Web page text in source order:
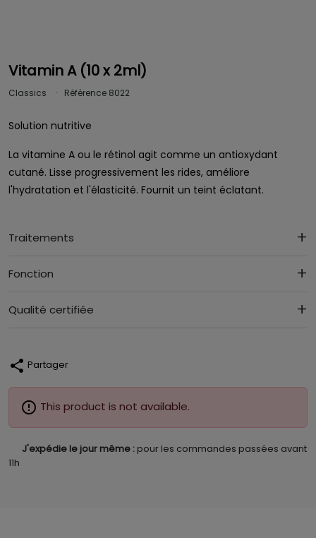
Vitamin A (10 x 2ml)
Classics Référence 8022
Solution nutritive
La vitamine A ou le rétinol agit comme un antioxydant
cutané. Lisse progressivement les rides, améliore
l'hydratation et l'élasticité. Fournit un teint éclatant.
Traitements
Fonction
Qualité certifiée
share Partager
error_outline This product is not available.
J'expédie le jour même : pour les commandes passées avant
11h